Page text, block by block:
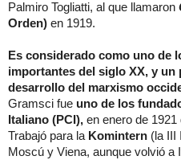
Palmiro Togliatti, al que llamaron
Orden) en 1919.
Es considerado como uno de
importantes del siglo XX, y un
desarrollo del marxismo
Gramsci fue uno de los
Italiano (PCI), en enero de
Trabajó para la Komintern (la III
Moscú y Viena, aunque volvió a